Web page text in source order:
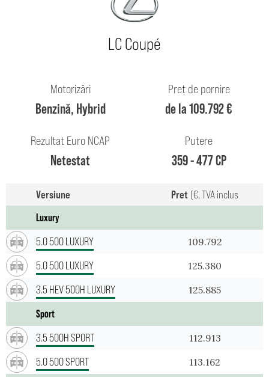
LC Coupé
Motorizări
Benzină, Hybrid
Preț de pornire
de la 109.792 €
Rezultat Euro NCAP
Netestat
Putere
359 - 477 CP
Versiune Pret (€, TVA inclus
Luxury
5.0 500 LUXURY
109.792
5.0 500 LUXURY 125.380
3.5 HEV 500H LUXURY 125.885
Sport
3.5 500H SPORT
112.913
5.0 500 SPORT 113.162